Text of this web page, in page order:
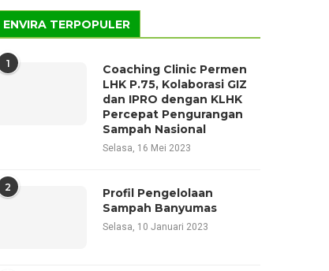
ENVIRA TERPOPULER
1
Coaching Clinic Permen
LHK P.75, Kolaborasi GIZ
dan IPRO dengan KLHK
Percepat Pengurangan
Sampah Nasional
Selasa, 16 Mei 2023
2
Profil Pengelolaan
Sampah Banyumas
Selasa, 10 Januari 2023